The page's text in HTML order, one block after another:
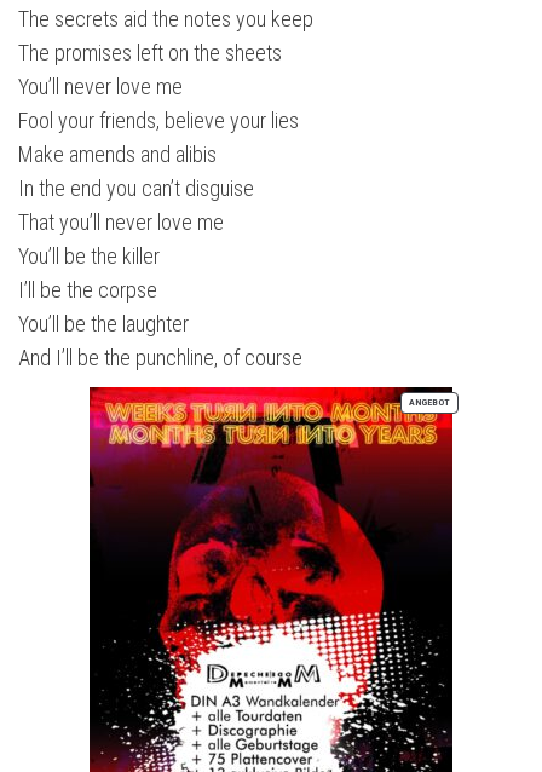
The secrets aid the notes you keep
The promises left on the sheets
You’ll never love me
Fool your friends, believe your lies
Make amends and alibis
In the end you can’t disguise
That you’ll never love me
You’ll be the killer
I’ll be the corpse
You’ll be the laughter
And I’ll be the punchline, of course
ANGEBOTPRODUKT
IM
ANGEBOT